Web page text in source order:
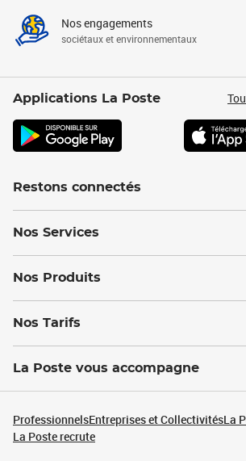
Nos engagements
sociétaux et environnementaux
Applications La Poste
Restons connectés
Nos Services
Nos Produits
Nos Tarifs
La Poste vous accompagne
ProfessionnelsEntreprises et CollectivitésLa
La Poste recrute